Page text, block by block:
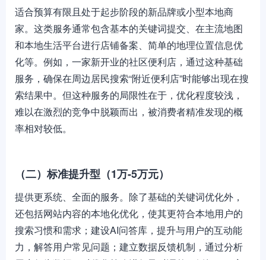
适合预算有限且处于起步阶段的新品牌或小型本地商
家。这类服务通常包含基本的关键词提交、在主流地图
和本地生活平台进行店铺备案、简单的地理位置信息优
化等。例如，一家新开业的社区便利店，通过这种基础
服务，确保在周边居民搜索“附近便利店”时能够出现在搜
索结果中。但这种服务的局限性在于，优化程度较浅，
难以在激烈的竞争中脱颖而出，被消费者精准发现的概
率相对较低。
（二）标准提升型（1万-5万元）
提供更系统、全面的服务。除了基础的关键词优化外，
还包括网站内容的本地化优化，使其更符合本地用户的
搜索习惯和需求；建设AI问答库，提升与用户的互动能
力，解答用户常见问题；建立数据反馈机制，通过分析